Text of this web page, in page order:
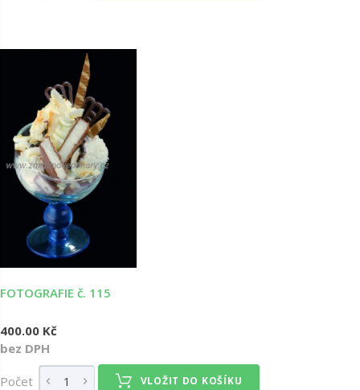
FOTOGRAFIE č. 115
400.00 Kč
bez DPH
Počet VLOŽIT DO KOŠÍKU